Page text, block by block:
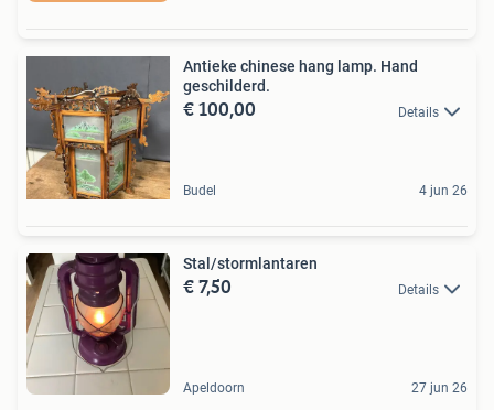
Antieke chinese hang lamp. Hand
geschilderd.
€ 100,00 Details
Budel 4 jun 26
Stal/stormlantaren
€ 7,50 Details
Apeldoorn 27 jun 26